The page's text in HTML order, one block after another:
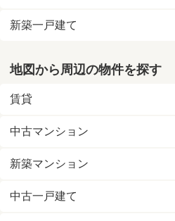
新築一戸建て
地図から周辺の物件を探す
賃貸
中古マンション
新築マンション
中古一戸建て